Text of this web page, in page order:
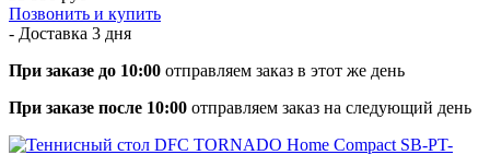
Позвонить и купить
- Доставка 3 дня
При заказе до 10:00 отправляем заказ в этот же день
При заказе после 10:00 отправляем заказ на следующий день